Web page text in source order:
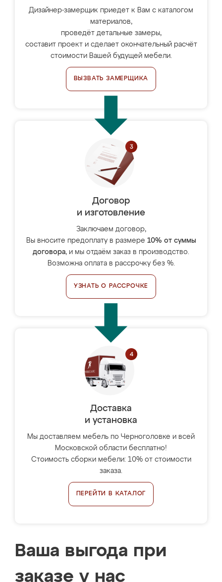
Дизайнер-замерщик приедет к Вам с каталогом
материалов,
проведёт детальные замеры,
составит проект и сделает окончательный расчёт
стоимости Вашей будущей мебели.
ВЫЗВАТЬ ЗАМЕРЩИКА
Договор
и изготовление
Заключаем договор,
Вы вносите предоплату в размере 10% от суммы
договора, и мы отдаём заказ в производство.
Возможна оплата в рассрочку без %.
УЗНАТЬ О РАССРОЧКЕ
Доставка
и установка
Мы доставляем мебель по Черноголовке и всей
Московской области бесплатно!
Стоимость сборки мебели: 10% от стоимости
заказа.
ПЕРЕЙТИ В КАТАЛОГ
Ваша выгода при
заказе у нас